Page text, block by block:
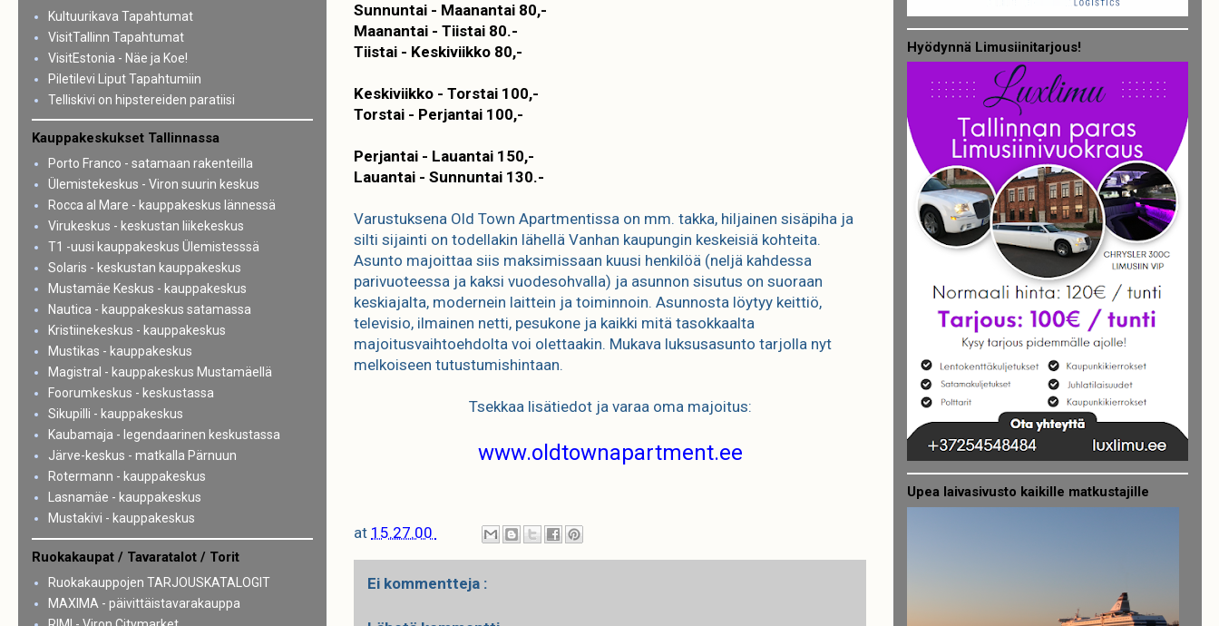
Sunnuntai - Maanantai 80,-
Maanantai - Tiistai 80.-
Tiistai - Keskiviikko 80,-
Keskiviikko - Torstai 100,-
Torstai - Perjantai 100,-
Perjantai - Lauantai 150,-
Lauantai - Sunnuntai 130.-
Varustuksena Old Town Apartmentissa on mm. takka, hiljainen sisäpiha ja
silti sijainti on todellakin lähellä Vanhan kaupungin keskeisiä kohteita.
Asunto majoittaa siis maksimissaan kuusi henkilöä (neljä kahdessa
parivuoteessa ja kaksi vuodesohvalla) ja asunnon sisutus on suoraan
keskiajalta, modernein laittein ja toiminnoin. Asunnosta löytyy keittiö,
televisio, ilmainen netti, pesukone ja kaikki mitä tasokkaalta
majoitusvaihtoehdolta voi olettaakin. Mukava luksusasunto tarjolla nyt
melkoiseen tutustumishintaan.
Tsekkaa lisätiedot ja varaa oma majoitus:
www.oldtownapartment.ee
at 15.27.00
Ei kommentteja :
Kultuurikava Tapahtumat
VisitTallinn Tapahtumat
VisitEstonia - Näe ja Koe!
Piletilevi Liput Tapahtumiin
Telliskivi on hipstereiden paratiisi
Kauppakeskukset Tallinnassa
Porto Franco - satamaan rakenteilla
Ülemistekeskus - Viron suurin keskus
Rocca al Mare - kauppakeskus lännessä
Virukeskus - keskustan liikekeskus
T1 -uusi kauppakeskus Ülemistesssä
Solaris - keskustan kauppakeskus
Mustamäe Keskus - kauppakeskus
Nautica - kauppakeskus satamassa
Kristiinekeskus - kauppakeskus
Mustikas - kauppakeskus
Magistral - kauppakeskus Mustamäellä
Foorumkeskus - keskustassa
Sikupilli - kauppakeskus
Kaubamaja - legendaarinen keskustassa
Järve-keskus - matkalla Pärnuun
Rotermann - kauppakeskus
Lasnamäe - kauppakeskus
Mustakivi - kauppakeskus
Ruokakaupat / Tavaratalot / Torit
Ruokakauppojen TARJOUSKATALOGIT
MAXIMA - päivittäistavarakauppa
Hyödynnä Limusiinitarjous!
Upea laivasivusto kaikille matkustajille